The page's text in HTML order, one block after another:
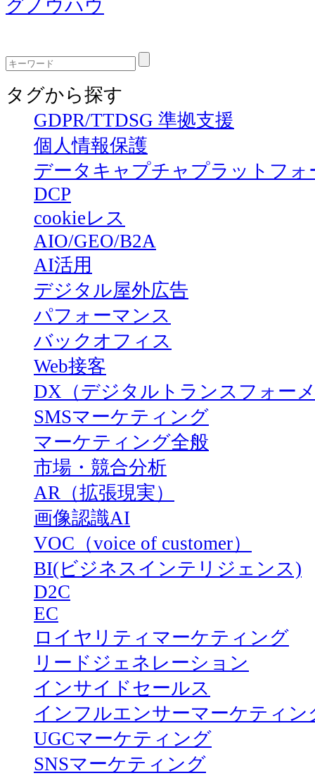
グノウハウ
タグから探す
GDPR/TTDSG 準拠支援
個人情報保護
データキャプチャプラットフォ
DCP
cookieレス
AIO/GEO/B2A
AI活用
デジタル屋外広告
パフォーマンス
バックオフィス
Web接客
DX（デジタルトランスフォー
SMSマーケティング
マーケティング全般
市場・競合分析
AR（拡張現実）
画像認識AI
VOC（voice of customer）
BI(ビジネスインテリジェンス)
D2C
EC
ロイヤリティマーケティング
リードジェネレーション
インサイドセールス
インフルエンサーマーケティン
UGCマーケティング
SNSマーケティング